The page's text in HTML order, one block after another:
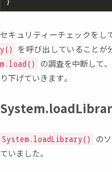
セキュリティーチェックをし
y()
を呼び出していることが
m.load()
の調査を中断して、
り下げていきます。
System.loadLibrary()
の
ていました。